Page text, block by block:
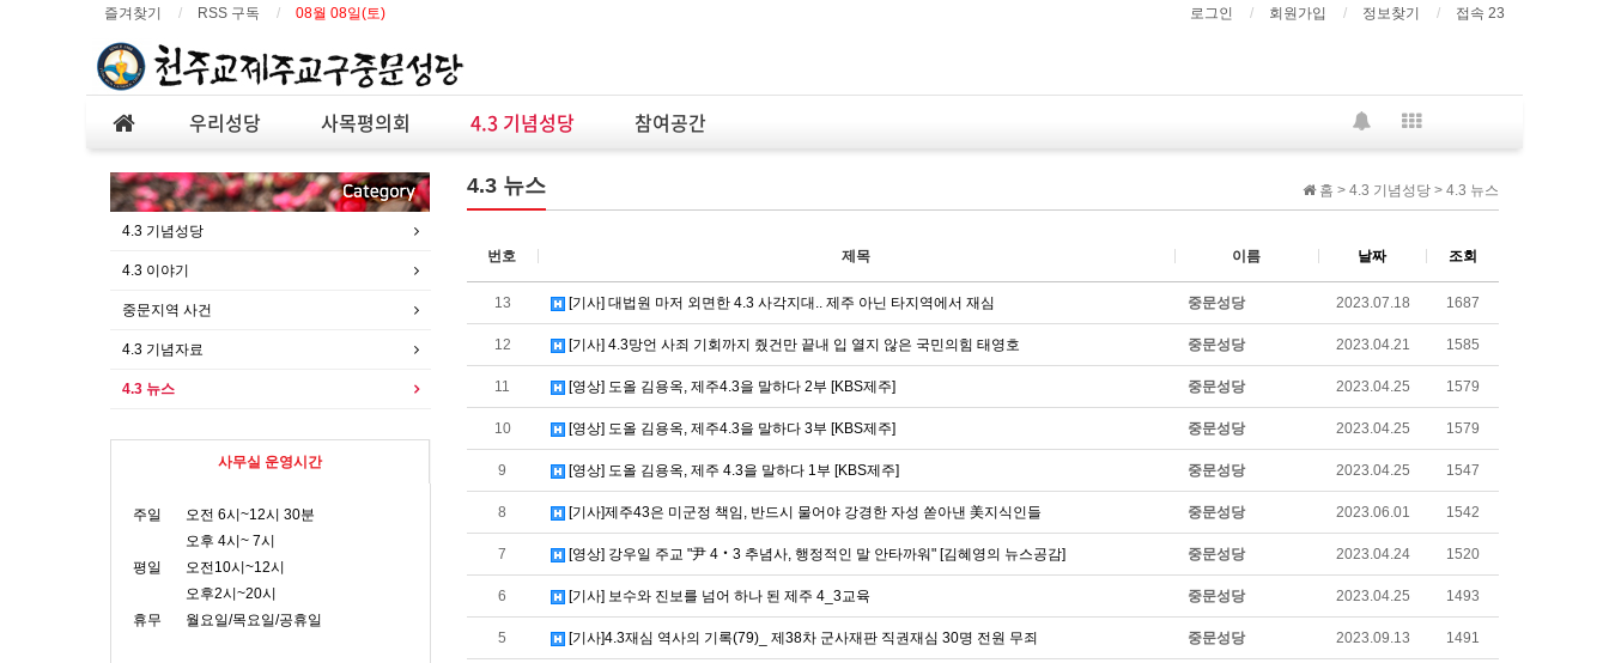
즐겨찾기 RSS 구독 08월 08일(토) 로그인 회원가입 정보찾기 접속 23
우리성당 사목평의회 4.3 기념성당 참여공간
홈 > 4.3 기념성당 > 4.3 뉴스
4.3 뉴스
번호 제목 이름 날짜 조회
13 [기사] 대법원 마저 외면한 4.3 사각지대.. 제주 아닌 타지역에서 재심 중문성당 2023.07.18 1687
12 [기사] 4.3망언 사죄 기회까지 줬건만 끝내 입 열지 않은 국민의힘 태영호 중문성당 2023.04.21 1585
11 [영상] 도올 김용옥, 제주4.3을 말하다 2부 [KBS제주] 중문성당 2023.04.25 1579
10 [영상] 도올 김용옥, 제주4.3을 말하다 3부 [KBS제주] 중문성당 2023.04.25 1579
9 [영상] 도올 김용옥, 제주 4.3을 말하다 1부 [KBS제주] 중문성당 2023.04.25 1547
8 [기사]제주43은 미군정 책임, 반드시 물어야 강경한 자성 쏟아낸 美지식인들 중문성당 2023.06.01 1542
7 [영상] 강우일 주교 "尹 4‧3 추념사, 행정적인 말 안타까워" [김혜영의 뉴스공감] 중문성당 2023.04.24 1520
6 [기사] 보수와 진보를 넘어 하나 된 제주 4_3교육 중문성당 2023.04.25 1493
5 [기사]4.3재심 역사의 기록(79)_ 제38차 군사재판 직권재심 30명 전원 무죄 중문성당 2023.09.13 1491
4.3 기념성당
4.3 이야기
중문지역 사건
4.3 기념자료
4.3 뉴스
사무실 운영시간
주일
오전 6시~12시 30분
오후 4시~ 7시
평일
오전10시~12시
오후2시~20시
휴무
월요일/목요일/공휴일